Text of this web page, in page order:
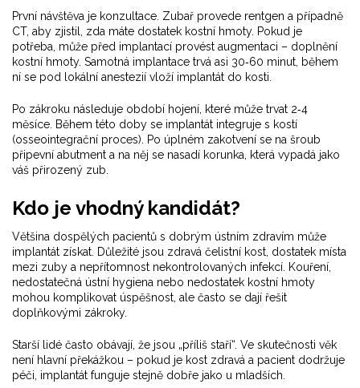
První návštěva je konzultace. Zubař provede rentgen a případně
CT, aby zjistil, zda máte dostatek kostní hmoty. Pokud je
potřeba, může před implantací provést augmentaci – doplnění
kostní hmoty. Samotná implantace trvá asi 30‑60 minut, během
ní se pod lokální anestezií vloží implantát do kosti.
Po zákroku následuje období hojení, které může trvat 2‑4
měsíce. Během této doby se implantát integruje s kostí
(osseointegrační proces). Po úplném zakotvení se na šroub
připevní abutment a na něj se nasadí korunka, která vypadá jako
váš přirozený zub.
Kdo je vhodný kandidát?
Většina dospělých pacientů s dobrým ústním zdravím může
implantát získat. Důležité jsou zdravá čelistní kost, dostatek místa
mezi zuby a nepřítomnost nekontrolovaných infekcí. Kouření,
nedostatečná ústní hygiena nebo nedostatek kostní hmoty
mohou komplikovat úspěšnost, ale často se dají řešit
doplňkovými zákroky.
Starší lidé často obávají, že jsou „příliš staří“. Ve skutečnosti věk
není hlavní překážkou – pokud je kost zdravá a pacient dodržuje
péči, implantát funguje stejně dobře jako u mladších.